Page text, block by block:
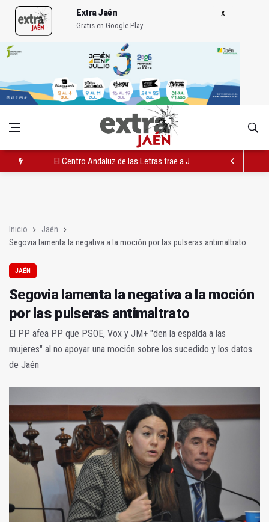
Extra Jaén
Gratis en Google Play
El Centro Andaluz de las Letras trae a Jaén al filósofo Omar
Inicio
Jaén
Segovia lamenta la negativa a la moción por las pulseras antimaltrato
JAÉN
Segovia lamenta la negativa a la moción
por las pulseras antimaltrato
El PP afea PP que PSOE, Vox y JM+ "den la espalda a las
mujeres" al no apoyar una moción sobre los sucedido y los datos
de Jaén